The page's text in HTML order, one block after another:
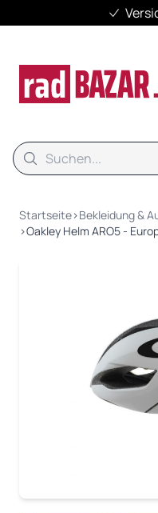
Suche
Startseite›Bekleidung &
›Oakley Helm ARO5 -